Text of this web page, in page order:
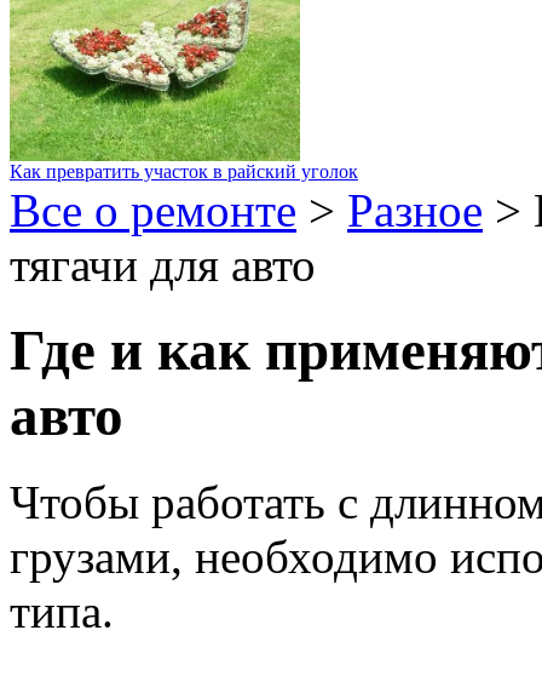
Как превратить участок в райский уголок
Все о ремонте > Разное >
тягачи для авто
Где и как
авто
Чтобы работать с
грузами, необходимо
типа.